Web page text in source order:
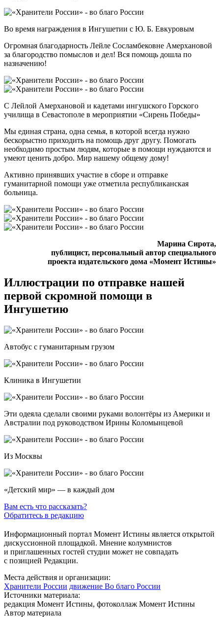
Во время награждения в Ингушетии с Ю. Б. Евкуровым
Огромная благодарность Лейле Сосламбековне Амерхановой
за благородство помыслов и дел! Вся помощь дошла по
назначению!
С Лейлой Амерхановой и кадетами ингушского Горского
училища в Севастополе в мероприятии «Сирень Победы»
Мы единая страна, одна семья, в которой всегда нужно
бескорыстно приходить на помощь друг другу. Помогать
необходимо простым людям, которые в помощи нуждаются и
умеют ценить добро. Мир нашему общему дому!
Активно принявших участие в сборе и отправке
гуманитарной помощи уже отметила республиканская
больница.
Марина Сирота,
публицист, персональный автор специального
проекта издательского дома «Момент Истины»
Иллюстрации по отправке нашей
первой скромной помощи в
Ингушетию
Автобус с гуманитарным грузом
Клиника в Ингушетии
Эти одеяла сделали своими руками волонтёры из Америки и
Австралии под руководством Ирины Коломынцевой
Из Москвы
«Детский мир» — в каждый дом
Вам есть что рассказать?
Обратитесь в редакцию
Информационный портал Момент Истины является открытой
дискуссионной площадкой. Мнение колумнистов
и приглашенных гостей студии может не совпадать
с позицией Редакции.
Места действия и организации:
Хранители России движение Во благо России
Источники материала:
редакция Момент Истины, фотоколлаж Момент Истины
Автор материала